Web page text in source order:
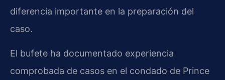
diferencia importante en la preparación del
caso.
El bufete ha documentado experiencia
comprobada de casos en el condado de Prince